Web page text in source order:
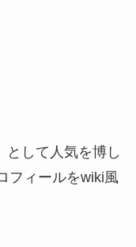
として人気を博し
フィールをwiki風